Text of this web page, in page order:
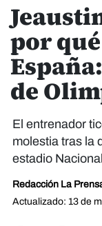
por
de
El entrenador
molestia tras la
estadio
Redacción La
Actualizado: 13 de